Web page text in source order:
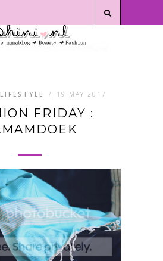
LIFESTYLE / 19 MAY 2017
FRIDAY :